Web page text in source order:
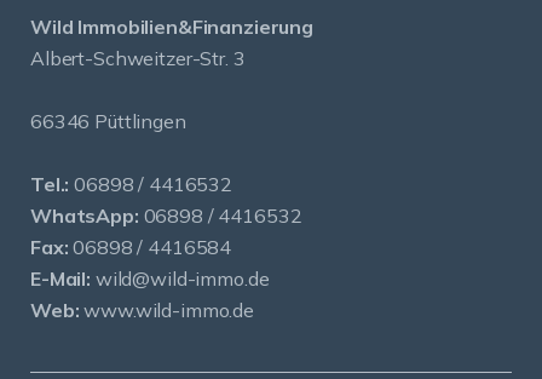
Wild Immobilien&Finanzierung
Albert-Schweitzer-Str. 3
66346 Püttlingen
Tel.: 06898 / 4416532
WhatsApp: 06898 / 4416532
Fax: 06898 / 4416584
E-Mail: wild@wild-immo.de
Web: www.wild-immo.de